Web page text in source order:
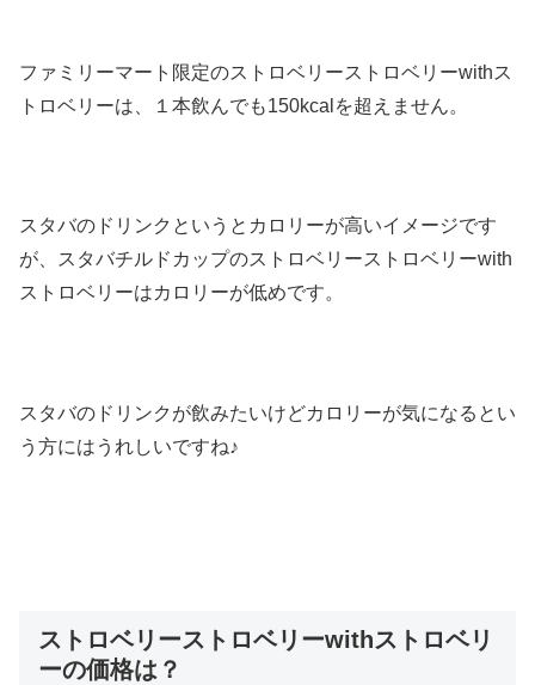
ファミリーマート限定のストロベリーストロベリーwithス
トロベリーは、１本飲んでも150kcalを超えません。
スタバのドリンクというとカロリーが高いイメージです
が、スタバチルドカップのストロベリーストロベリーwith
ストロベリーはカロリーが低めです。
スタバのドリンクが飲みたいけどカロリーが気になるとい
う方にはうれしいですね♪
ストロベリーストロベリーwithストロベリ
ーの価格は？